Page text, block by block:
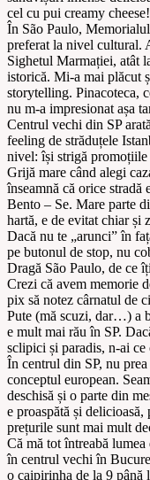
cel cu pui creamy cheese!
În São Paulo,
preferat la nivel cultural.
Sighetul Marmației, atât
istorică. Mi-a mai plăcut
storytelling. Pinacoteca,
nu m-a impresionat așa
Centrul vechi din SP
feeling de străduțele
nivel: își strigă
Grijă mare când alegi
înseamnă că orice
Bento – Se. Mare parte
hartă, e de evitat chiar și
Dacă nu te „arunci” în
pe butonul de stop, nu
Dragă São Paulo, de ce
Crezi că avem memorie
pix să notez cârnatul de
Pute (mă scuzi, dar…) a
e mult mai rău în SP.
sclipici și paradis, n-ai ce
În centrul din SP, nu
conceptul european.
deschisă și o parte din
e proaspătă și
prețurile sunt mai mult
Că mă tot întreabă
în centrul vechi în
o caipirinha de la 9 până